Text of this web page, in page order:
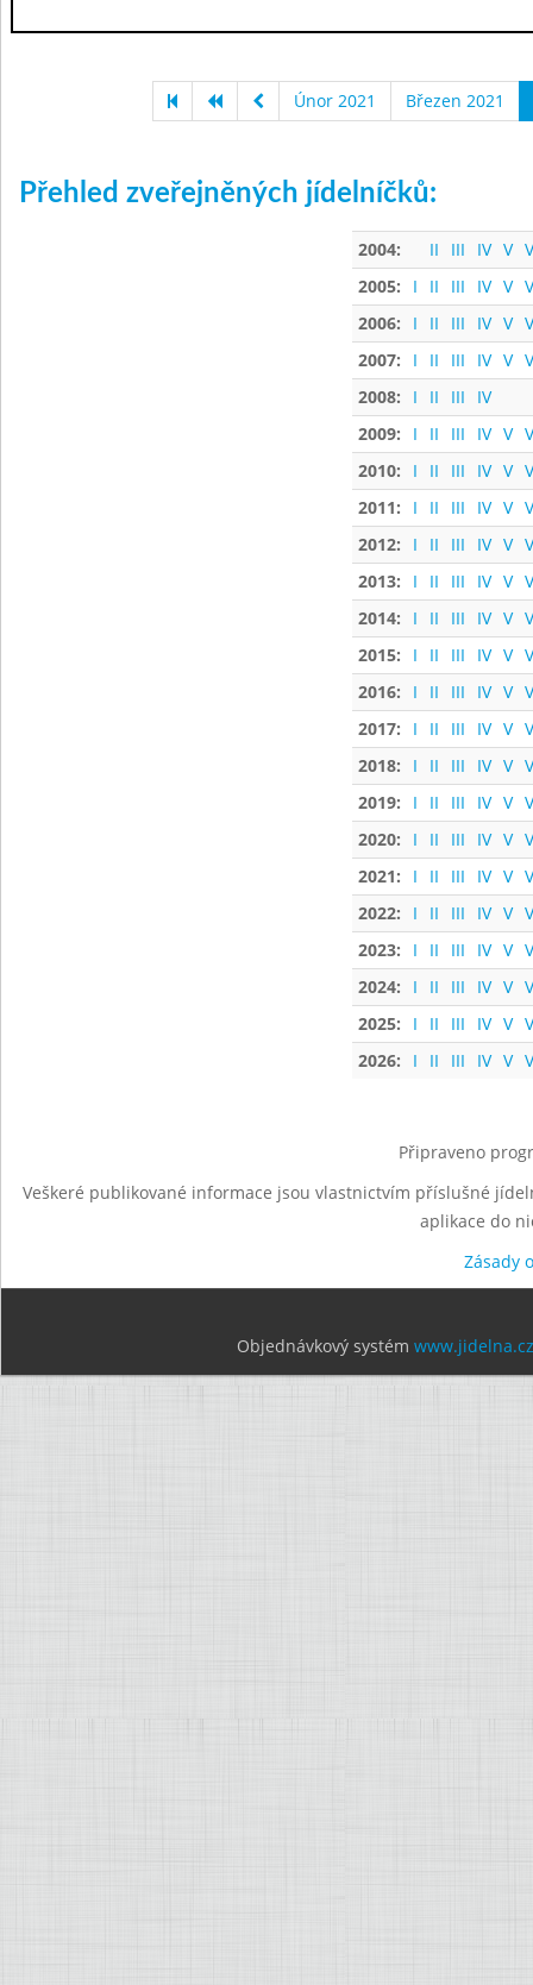
Únor 2021 Březen 2021
Přehled zveřejněných jídelníčků:
2004: II III IV V
2005:
I II III IV V
2006:
I II III IV V
2007:
I II III IV V
2008:
I II III
IV
2009:
I II III IV V
2010:
I II III IV V
2011:
I II III IV V
2012:
I II III IV V
2013:
I II III IV V
2014:
I II III IV V
2015:
I II III IV V
2016:
I II III IV V
2017:
I II III IV V
2018:
I II III IV V
2019:
I II III IV V
2020:
I II III IV V
2021:
I II III IV V
2022:
I II III IV V
2023:
I II III IV V
2024:
I II III IV V
2025:
I II III IV V
2026:
I II III IV V
Připraveno
Veškeré publikované informace jsou vlastnictvím příslušné
aplikace do
Zásady
Objednávkový systém www.jidelna.cz